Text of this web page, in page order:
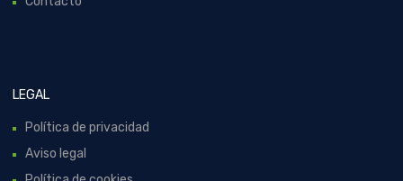
LEGAL
Política de privacidad
Aviso legal